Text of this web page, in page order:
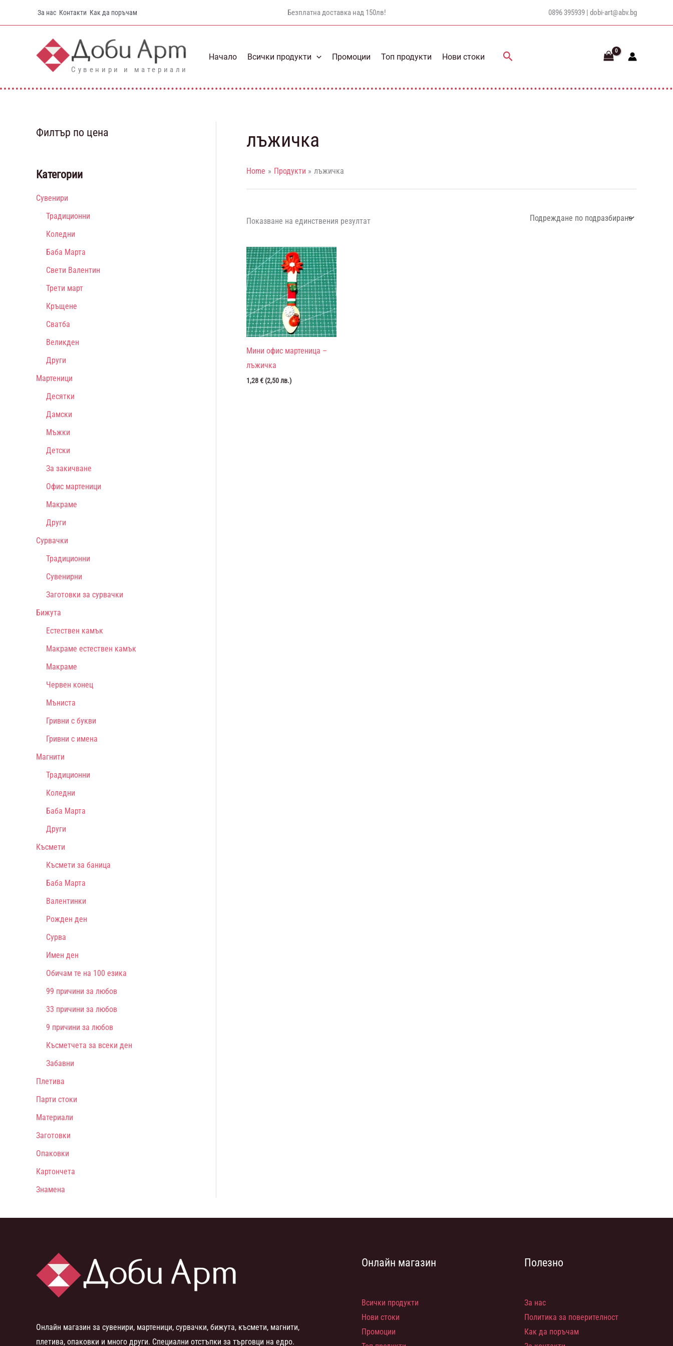
За нас Контакти Как да поръчам Безплатна доставка над 150лв! 0896 395939 | dobi-art@abv.bg
Сувенири и материали
Начало Всички продукти Промоции Топ продукти Нови стоки Search
Филтър по цена
Категории
Сувенири
Традиционни
Коледни
Баба Марта
Свети Валентин
Трети март
Кръщене
Сватба
Великден
Други
Мартеници
Десятки
Дамски
Мъжки
Детски
За закичване
Офис мартеници
Макраме
Други
Сурвачки
Традиционни
Сувенирни
Заготовки за сурвачки
Бижута
Естествен камък
Макраме естествен камък
Макраме
Червен конец
Мъниста
Гривни с букви
Гривни с имена
Магнити
Традиционни
Коледни
Баба Марта
Други
Късмети
Късмети за баница
Баба Марта
Валентинки
Рожден ден
Сурва
Имен ден
Обичам те на 100 езика
99 причини за любов
33 причини за любов
9 причини за любов
Късметчета за всеки ден
Забавни
Плетива
Парти стоки
Материали
Заготовки
Опаковки
Картончета
Знамена
лъжичка
Home Продукти лъжичка
Показване на единствения резултат
Мини офис мартеница –
лъжичка
1,28€ (2,50лв.)
Онлайн магазин за сувенири, мартеници, сурвачки, бижута, късмети, магнити,
плетива, опаковки и много други. Специални отстъпки за търговци на едро.
Онлайн магазин
Всички продукти
Нови стоки
Промоции
Полезно
За нас
Политика за поверителност
Как да поръчам